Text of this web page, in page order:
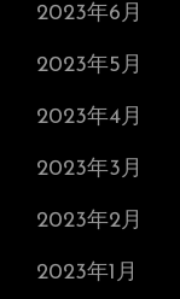
2023年6月
2023年5月
2023年4月
2023年3月
2023年2月
2023年1月